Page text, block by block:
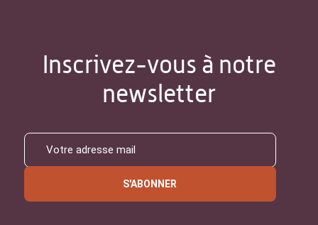
Inscrivez-vous à notre
newsletter
S'ABONNER